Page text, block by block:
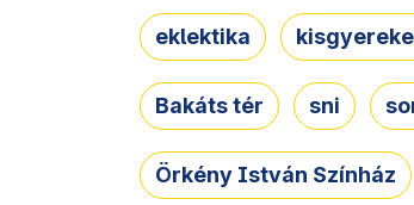
eklektika
Bakáts tér sni
Örkény István Színház